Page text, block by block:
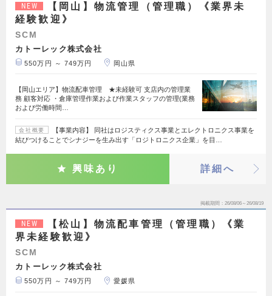
NEW
【岡山】物流管理（管理職）《業界未
経験歓迎》
SCM
カトーレック株式会社
550万円 ～ 749万円 岡山県
【岡山エリア】物流配車管理 ★未経験可 支店内の管理業
務 顧客対応 ・倉庫管理作業および作業スタッフの管理(業務
および労働時間…
会社概要
【事業内容】 同社はロジスティクス事業とエレクトロニクス事業を
結びつけることでシナジーを生み出す「ロジトロニクス企業」を目…
興味あり 詳細へ
掲載期間 26/08/06～26/08/19
NEW
【松山】物流配車管理（管理職）《業
界未経験歓迎》
SCM
カトーレック株式会社
550万円 ～ 749万円 愛媛県